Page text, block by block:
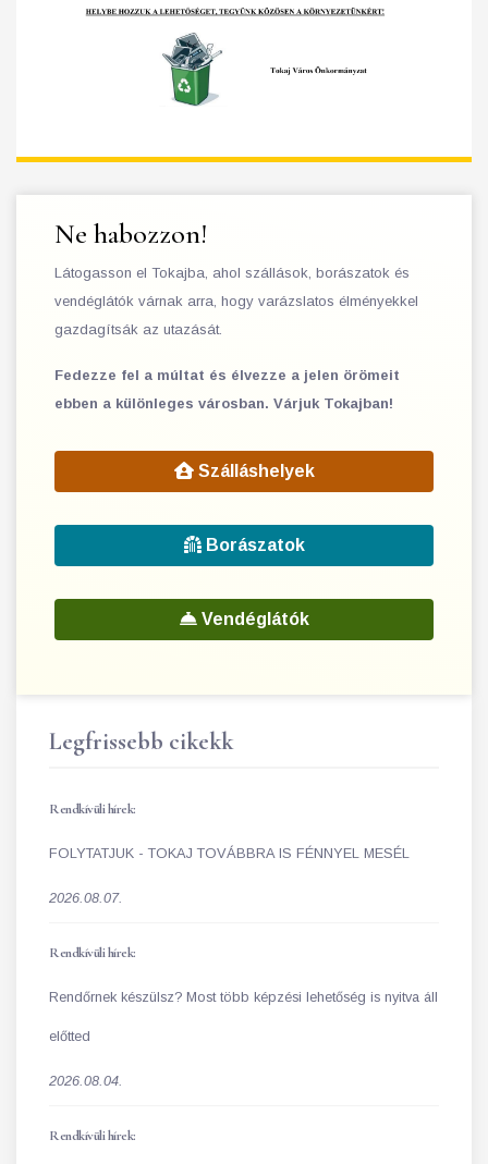
Ne habozzon!
Látogasson el Tokajba, ahol szállások, borászatok és
vendéglátók várnak arra, hogy varázslatos élményekkel
gazdagítsák az utazását.
Fedezze fel a múltat és élvezze a jelen örömeit
ebben a különleges városban. Várjuk Tokajban!
Szálláshelyek
Borászatok
Vendéglátók
Legfrissebb cikekk
Rendkívüli hírek:
FOLYTATJUK - TOKAJ TOVÁBBRA IS FÉNNYEL MESÉL
2026.08.07.
Rendkívüli hírek:
Rendőrnek készülsz? Most több képzési lehetőség is nyitva áll
előtted
2026.08.04.
Rendkívüli hírek: